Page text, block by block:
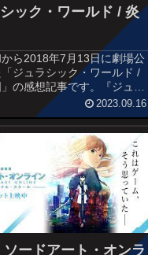
ック・ワールド / 炎
ら2018年7月13日に劇場公
ジュラシック・ワールド /
の感想記事です。『ジュラ
ワールド』(2015)の続編で、
ラシック・パーク」シリー
目です。オススメ度あらす
前作でハイ...
2023.09.16
ソードアート・オンラ